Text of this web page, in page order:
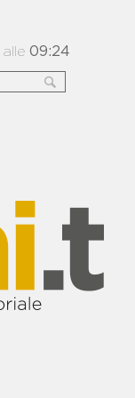
alle 09:24